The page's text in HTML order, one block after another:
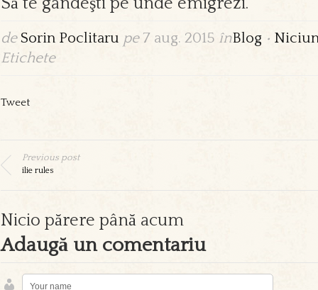
de Sorin Poclitaru pe 7 aug. 2015 înBlog •
Etichete
Tweet
Previous post
ilie rules
Nicio părere până acum
Adaugă un comentariu